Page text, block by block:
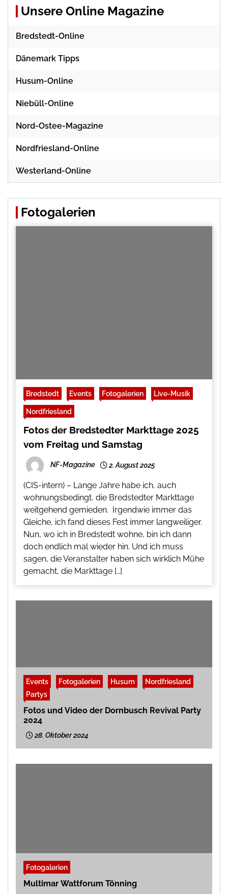
Unsere Online Magazine
Bredstedt-Online
Dänemark Tipps
Husum-Online
Niebüll-Online
Nord-Ostee-Magazine
Nordfriesland-Online
Westerland-Online
Fotogalerien
Bredstedt Events Fotogalerien Live-Musik
Nordfriesland
Fotos der Bredstedter Markttage 2025
vom Freitag und Samstag
NF-Magazine 2. August 2025
(CIS-intern) – Lange Jahre habe ich, auch
wohnungsbedingt, die Bredstedter Markttage
weitgehend gemieden. Irgendwie immer das
Gleiche, ich fand dieses Fest immer langweiliger.
Nun, wo ich in Bredstedt wohne, bin ich dann
doch endlich mal wieder hin. Und ich muss
sagen, die Veranstalter haben sich wirklich Mühe
gemacht, die Markttage […]
Events Fotogalerien Husum
Nordfriesland
Partys
Fotos und Video der Dornbusch Revival Party
2024
28. Oktober 2024
Fotogalerien
Multimar Wattforum Tönning